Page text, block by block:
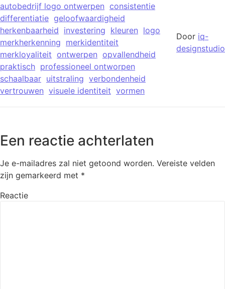
autobedrijf logo ontwerpen consistentie
differentiatie geloofwaardigheid
herkenbaarheid investering kleuren logo
merkherkenning merkidentiteit
merkloyaliteit ontwerpen opvallendheid
praktisch professioneel ontworpen
schaalbaar uitstraling verbondenheid
vertrouwen visuele identiteit vormen
Door iq-
designstudio
Een reactie achterlaten
Je e-mailadres zal niet getoond worden. Vereiste velden
zijn gemarkeerd met *
Reactie